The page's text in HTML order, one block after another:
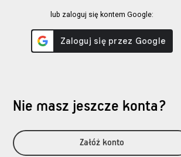
lub zaloguj się kontem Google:
Nie masz jeszcze konta?
Załóż konto